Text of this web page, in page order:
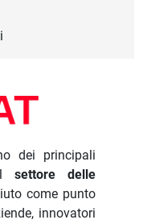
dei principali
settore delle
come punto
innovatori